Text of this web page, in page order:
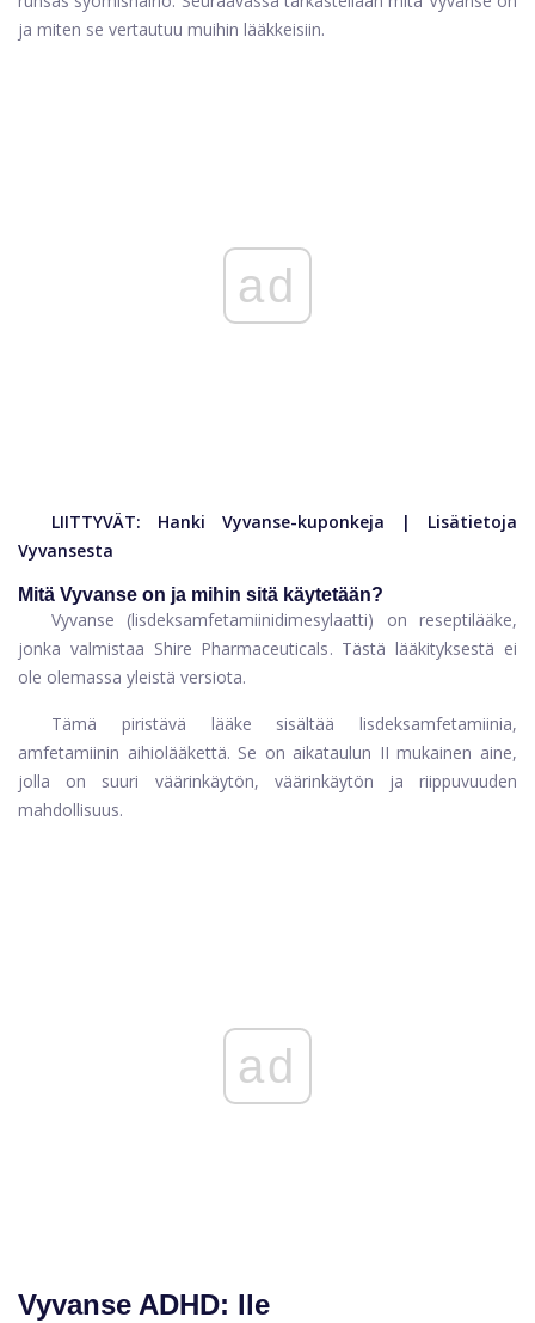
ja miten se vertautuu muihin lääkkeisiin.
ad
LIITTYVÄT: Hanki Vyvanse-kuponkeja |
Lisätietoja
Vyvansesta
Mitä Vyvanse on ja mihin sitä käytetään?
Vyvanse (lisdeksamfetamiinidimesylaatti) on reseptilääke,
jonka valmistaa Shire Pharmaceuticals. Tästä lääkityksestä ei
ole olemassa yleistä versiota.
Tämä piristävä lääke sisältää lisdeksamfetamiinia,
amfetamiinin aihiolääkettä. Se on aikataulun II mukainen aine,
jolla on suuri väärinkäytön, väärinkäytön ja riippuvuuden
mahdollisuus.
ad
Vyvanse ADHD: lle